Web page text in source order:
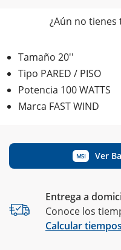
¿Aún no tienes
Tamaño 20''
Tipo PARED / PISO
Potencia 100 WATTS
Marca FAST WIND
MSI Ver
Entrega a
Conoce los
Calcular